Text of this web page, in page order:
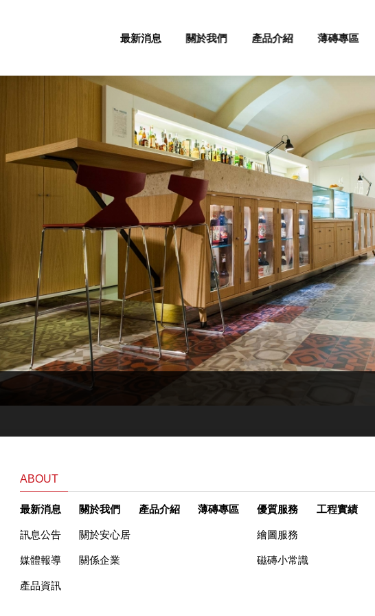
品
最新消息 關於我們 產品介紹 薄磚專區
地板
地板
地板
面
ABOUT
最新消息
訊息公告
媒體報導
產品資訊
關於我們
關於安心居
關係企業
產品介紹 薄磚專區 優質服務
繪圖服務
磁磚小常識
工程實績